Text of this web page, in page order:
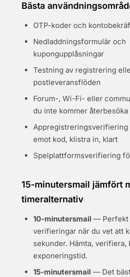
Bästa
OTP-koder och
Nedladdningsformulär och
kupongupplåsningar
Testning av registrering
postleveransflöden
Forum-, Wi-Fi- eller
du inte kommer återbesöka
emot kod, klistra in, klart
Spelplattformsverifiering
15-minutersmail jämfört
timeralternativ
10-minutersmail — Perfekt
verifieringar när du vet att
sekunder. Hämta, verifiera,
exponeringstid.
15-minutersmail — Det